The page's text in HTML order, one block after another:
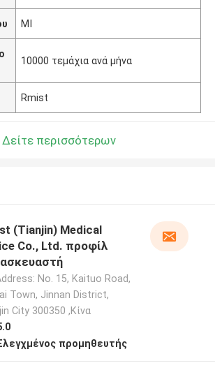
MI
10000 τεμάχια ανά μήνα
Rmist
Δείτε περισσότερων
(Tianjin) Medical
Co., Ltd. προφίλ
No. 15, Kaituo Road,
Town, Jinnan District,
City 300350 ,Κίνα
προμηθευτής